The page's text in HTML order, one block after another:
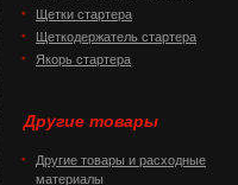
Щетки стартера
Щеткодержатель стартера
Якорь стартера
Другие товары
Другие товары и расходные